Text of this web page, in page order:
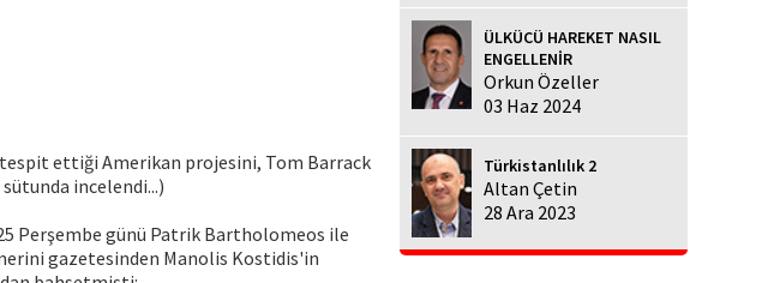
ettiği Amerikan projesini, Tom Barrack
sütunda incelendi...)
Perşembe günü Patrik Bartholomeos ile
gazetesinden Manolis Kostidis'in
ÜLKÜCÜ HAREKET NASIL
ENGELLENİR
Orkun Özeller
03 Haz 2024
Türkistanlılık 2
Altan Çetin
28 Ara 2023